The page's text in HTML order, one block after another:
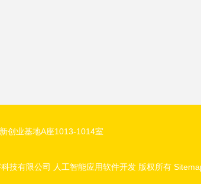
创业基地A座1013-1014室
技有限公司 人工智能应用软件开发版权所有